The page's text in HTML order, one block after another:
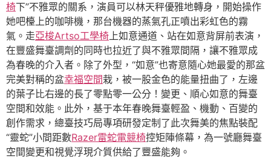
椅下”不雅眾的關系，演員可以林天秤優雅地轉身，開始操作
她吧檯上的咖啡機，那台機器的蒸氣孔正噴出彩虹色的霧
氣。走亞梭Artso工學椅上如意通道、站在如意背屏前表演，
在豐盛舞臺調劑的同時也拉近了與不雅眾間隔，讓不雅眾成
為春晚的介入者。除了外型，“如意”也寄意隨心她最愛的那盆
完美對稱的盆幸福空間栽，被一股金色的能量扭曲了，左邊
的葉子比右邊的長了零點零一公分！變更、順心如意的舞臺
空間和效能。此外，基于本年春晚舞臺輕盈、機動、百變的
創作需求，總臺技巧局專項研發定制了此次舞美的焦點裝配
“靈蛇”小間距數Razer雷蛇電競椅控矩陣條幕，為一號廳舞臺
空間變更和視覺浮現介質供給了豐盛能夠。